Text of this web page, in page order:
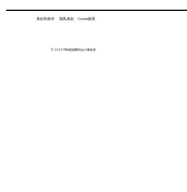
条款和条件 隐私条款 Cookie政策
© 2025 TBA英国腾邦会计事务所